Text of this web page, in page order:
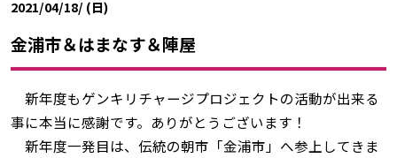
2021/04/18/ (日)
金浦市＆はまなす＆陣屋
新年度もゲンキリチャージプロジェクトの活動が出来る
事に本当に感謝です。ありがとうございます！
新年度一発目は、伝統の朝市「金浦市」へ参上してきま